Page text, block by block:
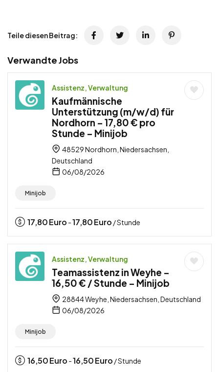
Teile diesen Beitrag:
Verwandte Jobs
Assistenz, Verwaltung
Kaufmännische
Unterstützung (m/w/d) für
Nordhorn – 17,80 € pro
Stunde – Minijob
48529 Nordhorn, Niedersachsen,
Deutschland
06/08/2026
Minijob
17,80Euro -17,80Euro / Stunde
Assistenz, Verwaltung
Teamassistenz in Weyhe –
16,50 € / Stunde – Minijob
28844 Weyhe, Niedersachsen, Deutschland
06/08/2026
Minijob
16,50Euro -16,50Euro / Stunde